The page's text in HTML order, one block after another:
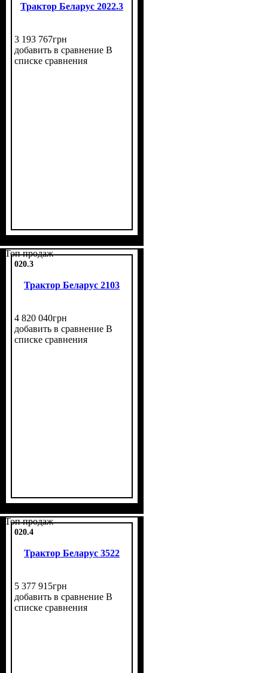
Трактор Беларус 2022.3
3 193 767грн
добавить в сравнение В
списке сравнения
Топ продаж
020.3
Трактор Беларус 2103
4 820 040грн
добавить в сравнение В
списке сравнения
Топ продаж
020.4
Трактор Беларус 3522
5 377 915грн
добавить в сравнение В
списке сравнения